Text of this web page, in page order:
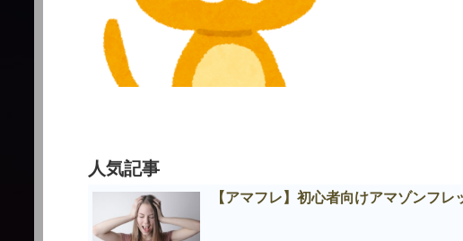
人気記事
【アマフレ】初心者向けアマゾンフ